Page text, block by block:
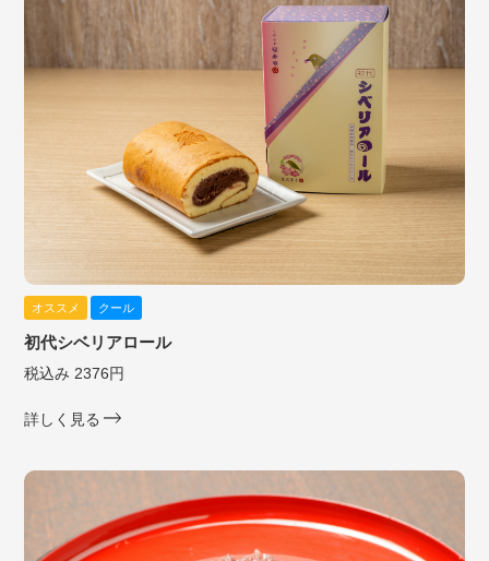
オススメ クール
初代シベリアロール
税込み 2376円
詳しく見る